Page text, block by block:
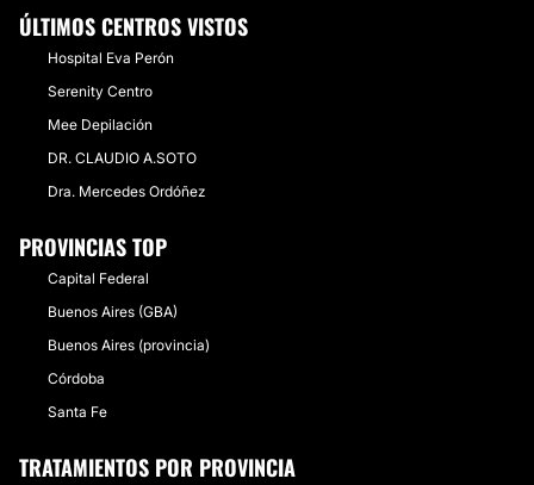
ÚLTIMOS CENTROS VISTOS
Hospital Eva Perón
Serenity Centro
Mee Depilación
DR. CLAUDIO A.SOTO
Dra. Mercedes Ordóñez
PROVINCIAS TOP
Capital Federal
Buenos Aires (GBA)
Buenos Aires (provincia)
Córdoba
Santa Fe
TRATAMIENTOS POR PROVINCIA